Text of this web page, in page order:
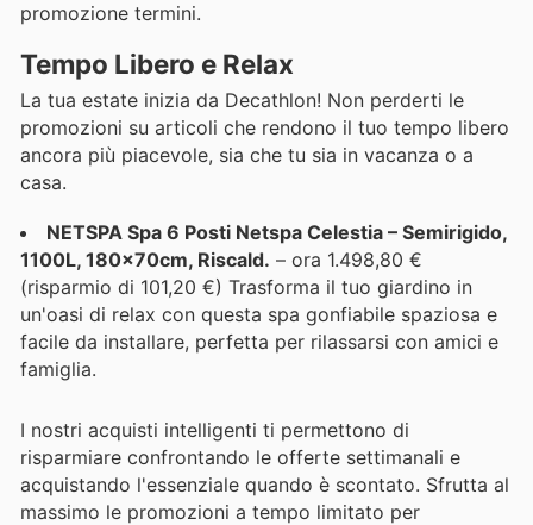
promozione termini.
Tempo Libero e Relax
La tua estate inizia da Decathlon! Non perderti le
promozioni su articoli che rendono il tuo tempo libero
ancora più piacevole, sia che tu sia in vacanza o a
casa.
NETSPA Spa 6 Posti Netspa Celestia – Semirigido,
1100L, 180x70cm, Riscald. – ora 1.498,80 €
(risparmio di 101,20 €) Trasforma il tuo giardino in
un'oasi di relax con questa spa gonfiabile spaziosa e
facile da installare, perfetta per rilassarsi con amici e
famiglia.
I nostri acquisti intelligenti ti permettono di
risparmiare confrontando le offerte settimanali e
acquistando l'essenziale quando è scontato. Sfrutta al
massimo le promozioni a tempo limitato per